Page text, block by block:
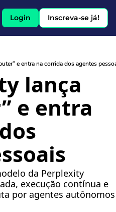
Login Inscreva-se já!
e entra na corrida dos agentes
lança
e entra
da Perplexity
execução contínua e
por agentes autônomos